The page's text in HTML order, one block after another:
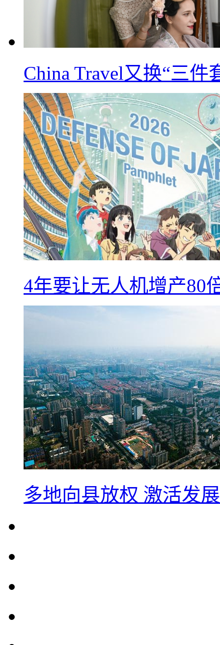
China Travel又换“三
4年要让无人机增产80
多地向县放权 激活发